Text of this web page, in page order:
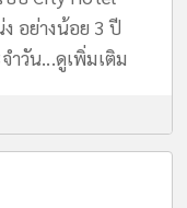
อย่างน้อย 3 ปี
ำวัน...ดูเพิ่มเติม